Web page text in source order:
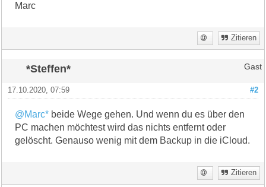
Marc
Zitieren
*Steffen* Gast
#2
17.10.2020, 07:59
@Marc* beide Wege gehen. Und wenn du es über den
PC machen möchtest wird das nichts entfernt oder
gelöscht. Genauso wenig mit dem Backup in die iCloud.
Zitieren